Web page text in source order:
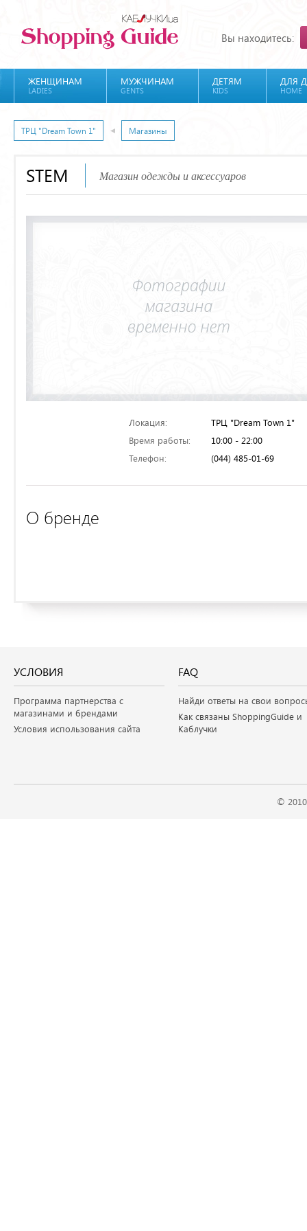
Вы находитесь:
ЖЕНЩИНАМ
LADIES
МУЖЧИНАМ
GENTS
ДЕТЯМ
KIDS
ДЛЯ
HOME
ТРЦ "Dream Town 1" Магазины
STEM Магазин одежды и аксессуаров
Локация:
ТРЦ "Dream Town 1"
Время работы:
10:00 - 22:00
Телефон:
(044) 485-01-69
О бренде
УСЛОВИЯ
Программа партнерства с
магазинами и брендами
Условия использования сайта
FAQ
Найди ответы на свои
Как связаны ShoppingGuide и
Каблучки
©